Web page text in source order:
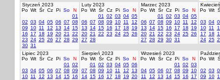
Styczeń 2023
Po Wt Śr Cz Pi So
N
01
02 03 04 05 06 07 08
09
10 11 12 13 14 15
16
17 18 19 20 21
22
23 24 25 26 27 28 29
30 31
Luty 2023
Po Wt Śr Cz Pi So
N
01
02 03 04 05
06 07 08 09 10 11
12
13
14 15 16 17 18
19
20 21 22 23 24 25 26
27 28
Marzec 2023
Po Wt Śr Cz Pi So
N
01
02 03 04 05
06 07 08 09 10 11
12
13
14 15 16 17 18
19
20 21 22 23 24 25 26
27 28 29 30 31
Po Wt
03 04
10 11
17
18
24 25
Lipiec 2023
Po Wt Śr Cz Pi So
N
01
02
03 04 05 06 07 08 09
10 11 12 13 14 15 16
Sierpień 2023
Po Wt Śr Cz Pi So
N
01
02 03 04 05 06
07 08 09 10 11 12
13
14 15 16 17 18 19 20
Wrzesień 2023
Po Wt Śr Cz Pi So
N
01
02 03
04 05 06 07 08 09
10
11
12 13 14 15 16
17
Po Wt
02 03
09
10